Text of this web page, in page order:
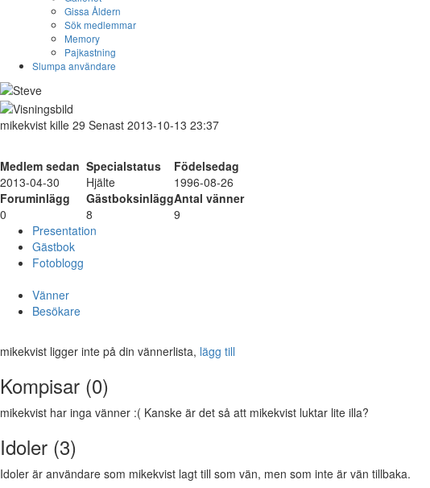
Gissa Åldern
Sök medlemmar
Memory
Pajkastning
Slumpa användare
mikekvist kille 29 Senast 2013-10-13 23:37
Medlem sedan Specialstatus
Födelsedag
2013-04-30
Hjälte
1996-08-26
Foruminlägg
GästboksinläggAntal vänner
0
8
9
Presentation
Gästbok
Fotoblogg
Vänner
Besökare
mikekvist ligger inte på din vännerlista, lägg till
Kompisar (0)
mikekvist har inga vänner :( Kanske är det så att mikekvist luktar lite illa?
Idoler (3)
Idoler är användare som mikekvist lagt till som vän, men som inte är vän tillbaka.